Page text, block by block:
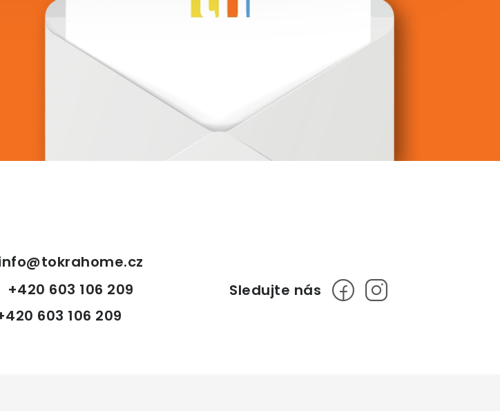
@tokrahome.cz
+420 603 106 209
603 106 209